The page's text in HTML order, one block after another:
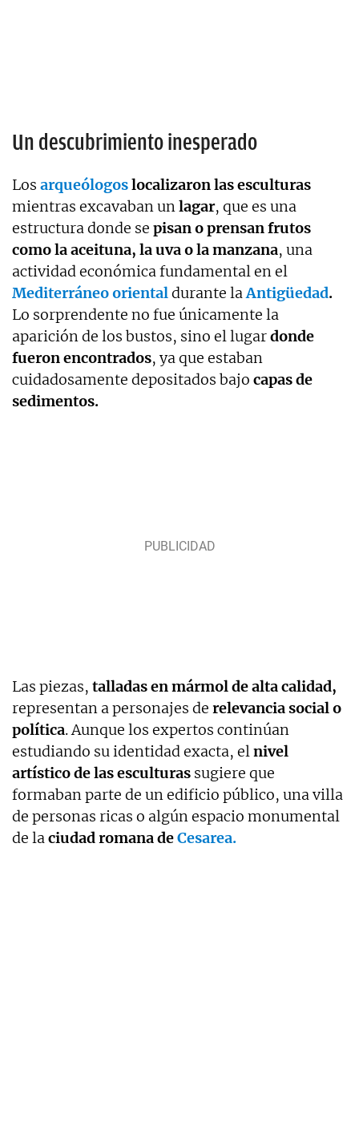
Un descubrimiento inesperado
Los arqueólogoslocalizaron las esculturas
mientras excavaban unlagar, que es una
estructura donde se pisan o prensan frutos
como la aceituna, la uva o la manzana, una
actividad económica fundamental en el
Mediterráneo orientaldurante laAntigüedad.
Lo sorprendente no fue únicamente la
aparición de los bustos, sino el lugardonde
fueron encontrados, ya que estaban
cuidadosamente depositados bajo capas de
sedimentos.
Las piezas, talladas en mármol de alta calidad,
representan a personajes de relevancia social o
política. Aunque los expertos continúan
estudiando su identidad exacta, elnivel
artístico de las esculturas sugiere que
formaban parte de un edificio público, una villa
de personas ricas o algún espacio monumental
de laciudad romana deCesarea.